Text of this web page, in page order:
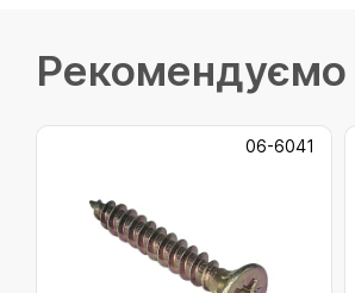
Рекомендуємо
06-6041